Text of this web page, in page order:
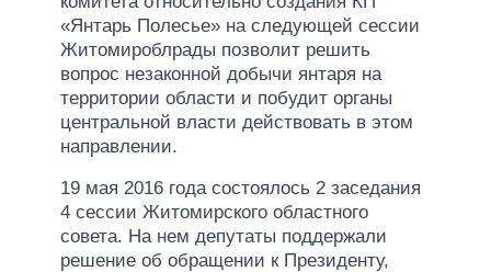
«Янтарь Полесье» на следующей сессии
Житомироблрады позволит решить
вопрос незаконной добычи янтаря на
территории области и побудит органы
центральной власти действовать в этом
направлении.
19 мая 2016 года состоялось 2 заседания
4 сессии Житомирского областного
совета. На нем депутаты поддержали
решение об обращении к Президенту,